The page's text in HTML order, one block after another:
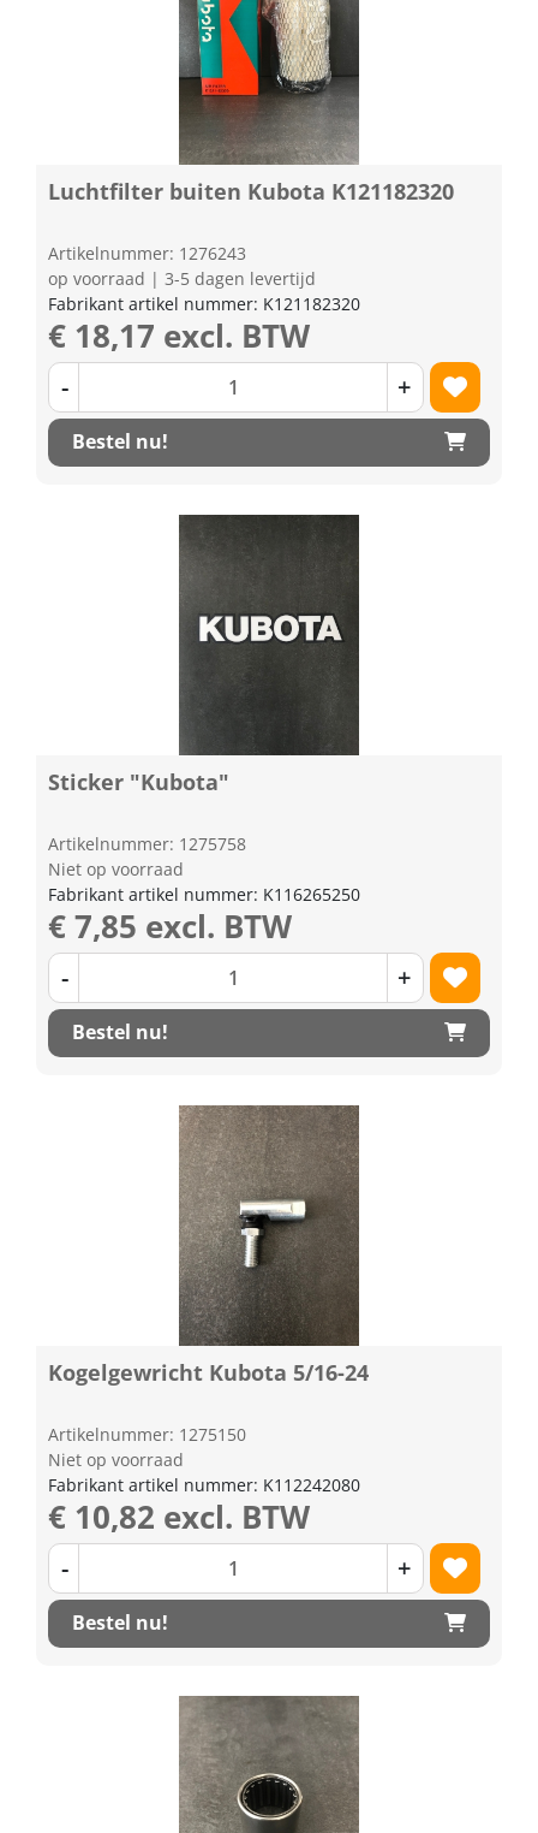
Luchtfilter buiten Kubota K121182320
Artikelnummer: 1276243
op voorraad | 3-5 dagen levertijd
Fabrikant artikel nummer: K121182320
€ 18,17 excl. BTW
- +
Bestel nu!
Sticker "Kubota"
Artikelnummer: 1275758
Niet op voorraad
Fabrikant artikel nummer: K116265250
€ 7,85 excl. BTW
- +
Bestel nu!
Kogelgewricht Kubota 5/16-24
Artikelnummer: 1275150
Niet op voorraad
Fabrikant artikel nummer: K112242080
€ 10,82 excl. BTW
- +
Bestel nu!